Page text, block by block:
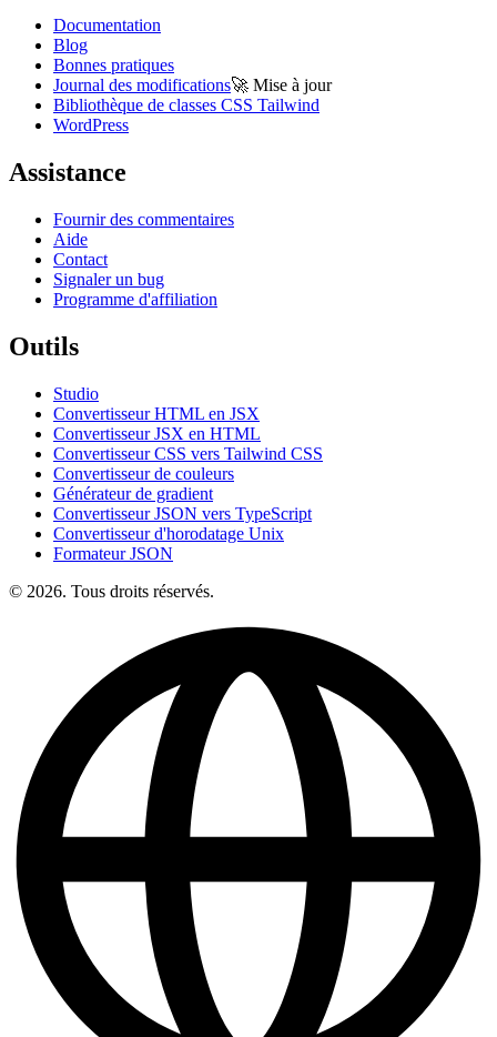
Documentation
Blog
Bonnes pratiques
Journal des modifications🚀 Mise à jour
Bibliothèque de classes CSS Tailwind
WordPress
Assistance
Fournir des commentaires
Aide
Contact
Signaler un bug
Programme d'affiliation
Outils
Studio
Convertisseur HTML en JSX
Convertisseur JSX en HTML
Convertisseur CSS vers Tailwind CSS
Convertisseur de couleurs
Générateur de gradient
Convertisseur JSON vers TypeScript
Convertisseur d'horodatage Unix
Formateur JSON
© 2026. Tous droits réservés.